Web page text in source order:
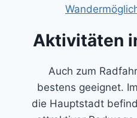
Aktivitäten
Auch zum
bestens geeignet.
die Hauptstadt